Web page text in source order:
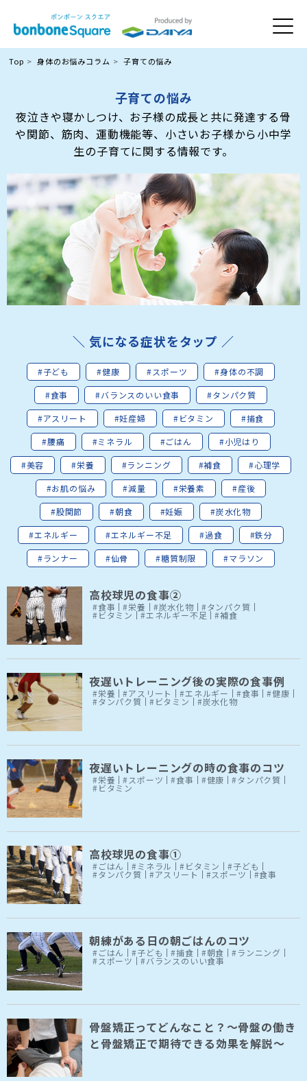
Top 身体のお悩みコラム 子育ての悩み
子育ての悩み
夜泣きや寝かしつけ、お子様の成長と共に発達する骨
や関節、筋肉、運動機能等、小さいお子様から小中学
生の子育てに関する情報です。
＼ 気になる症状をタップ ／
#子ども #健康 #スポーツ
#身体の不調
#食事
#バランスのいい食事
#タンパク質
#アスリート
#妊産婦 #ビタミン
#捕食
#腰痛
#ミネラル #ごはん
#小児はり
#美容
#栄養 #ランニング #補食
#心理学
#お肌の悩み
#減量 #栄養素
#産後
#股関節
#朝食 #妊娠
#炭水化物
#エネルギー
#エネルギー不足 #過食
#鉄分
#ランナー
#仙骨 #糖質制限 #マラソン
高校球児の食事②
#食事 #栄養 #炭水化物 #タンパク質
#ビタミン #エネルギー不足 #補食
夜遅いトレーニング後の実際の食事例
#栄養 #アスリート #エネルギー #食事 #健康
#タンパク質 #ビタミン #炭水化物
夜遅いトレーニングの時の食事のコツ
#栄養 #スポーツ #食事 #健康 #タンパク質
#ビタミン
高校球児の食事①
#ごはん #ミネラル #ビタミン #子ども
#タンパク質 #アスリート #スポーツ #食事
朝練がある日の朝ごはんのコツ
#ごはん #子ども #捕食 #朝食 #ランニング
#スポーツ #バランスのいい食事
骨盤矯正ってどんなこと？～骨盤の働き
と骨盤矯正で期待できる効果を解説～